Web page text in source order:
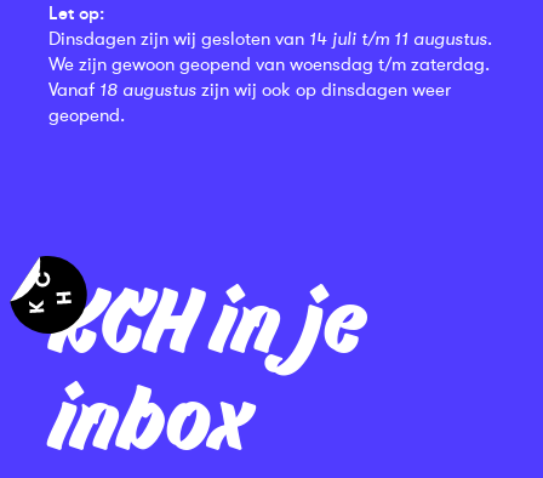
KCH in je
inbox
Let op:
Dinsdagen zijn wij gesloten van 14 juli t/m 11 augustus.
We zijn gewoon geopend van woensdag t/m zaterdag.
Vanaf 18 augustus zijn wij ook op dinsdagen weer
geopend.